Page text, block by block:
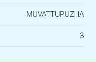
MUVATTUPUZHA
3